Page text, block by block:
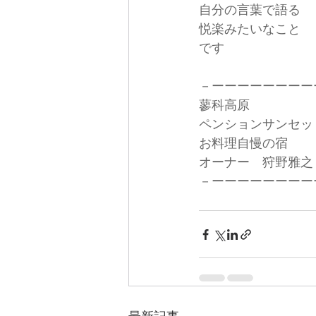
自分の言葉で語る
悦楽みたいなこと
です
－ーーーーーーー
蓼科高原
ペンションサンセッ
お料理自慢の宿
オーナー　狩野雅之
－ーーーーーーー